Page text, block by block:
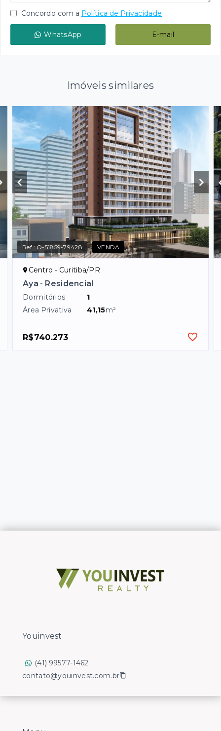
Concordo com a Política de Privacidade
WhatsApp E-mail
Imóveis similares
Ref.:O-51859-79428 VENDA
Centro - Curitiba/PR
Aya - Residencial
Dormitórios
1
Área Privativa
41,15m²
R$740.273
Youinvest
(41) 99577-1462
contato@youinvest.com.br